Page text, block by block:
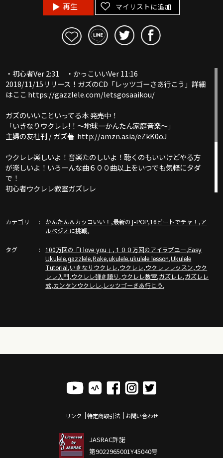
再生 マイリストに追加
・初心者Ver 2:31 ・かっこいいVer 11:16
2018/11/15リリース！ガズのCD「レッツゴーさあ行こう」詳細
はここ https://gazzlele.com/letsgosaaikou/
ガズのいいこといってる本 発売中！
「いきなりウクレレ!！〜地球一かんたん家庭音楽〜」
主婦の友社刊 / ガズ著 http://amzn.asia/eZkK0oJ
ウクレレ楽しいよ！音楽たのしいよ！聴くのもいいけどやる方
が楽しいよ！いろーんな曲６００曲以上をいつでも気軽にタダ
で！
初心者ウクレレ教室ガズレレ
http://www.gazzlele.com/youtube
ガズレレホームページ
http://www.gazzlele.com/
カテゴリ かんたん＆カッコいい！ ,最新のJ-POP,16ビートでチャ！ ,ア
ルペジオに挑戦,
タグ 100万回の「I love you」 , １００万回のアイラブユー,Easy
Ukulele,gazzlele,Rake,ukulele,ukulele lesson,Ukulele
Tutorial,いきなりウクレレ,ウクレレ,ウクレレレッスン,ウク
レレ入門,ウクレレ弾き語り ,ウクレレ教室,ガズレレ,ガズレレ
式,カンタンウクレレ, レッツゴーさあ行こう,
リンク 特定商取引法 お問い合わせ
JASRAC許諾
第9022965001Y45040号